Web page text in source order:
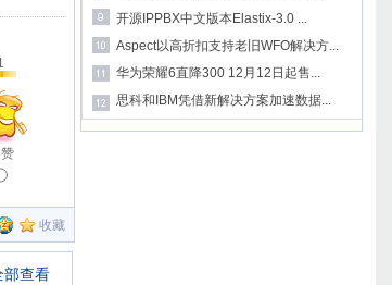
收藏
开源IPPBX中文版本Elastix-3.0 ...
Aspect以高折扣支持老旧WFO解决方...
华为荣耀6直降300 12月12日起售...
思科和IBM凭借新解决方案加速数据...